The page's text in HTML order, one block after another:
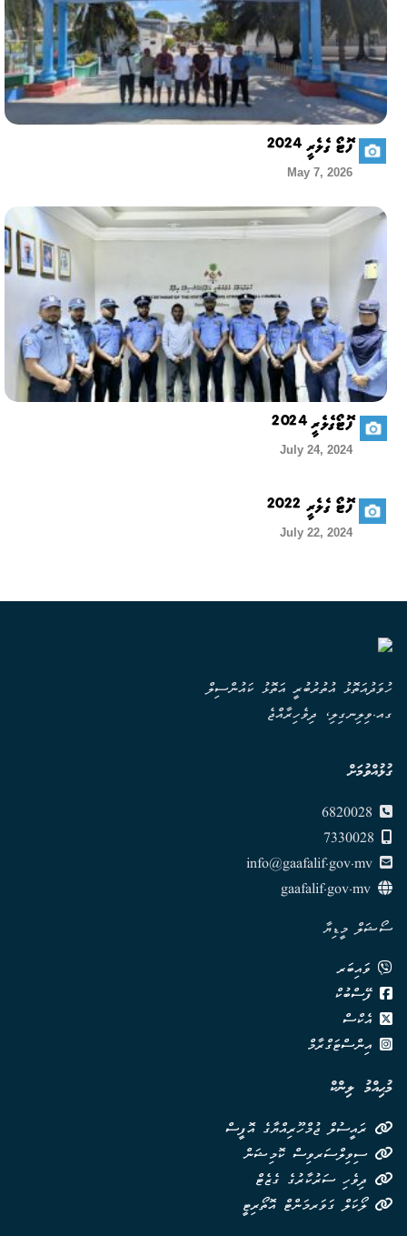
ފޮޓޯ ގެލެރީ 2024
May 7, 2026
ފޮޓޯގެލެރީ 2024
July 24, 2024
ފޮޓޯ ގެލެރީ 2022
July 22, 2024
ހުވަދުއަތޮޅު އުތުރުބުރީ އަތޮޅު ކައުންސިލް
ގއ.ވިލިނގިލި، ދިވެހިރާއްޖެ
ގުޅުއްވުމަށް
info@gaafalif.gov.mv
ސޯޝަލް މީޑިޔާ
ވައިބަރ
ފޭސްބުކް
އެކްސް
އިންސްޓަގްރާމް
މުޙިއްމު ލިންކް
ރައީސުލް ޖުމްހޫރިއްޔާގެ އޮފީސް
ސިވިލްސަރވިސް ކޮމިޝަން
ދިވެހި ސަރުކާރުގެ ގެޒެޓް
ލޯކަލް ގަވަރމަންޓް އޮތޯރިޓީ